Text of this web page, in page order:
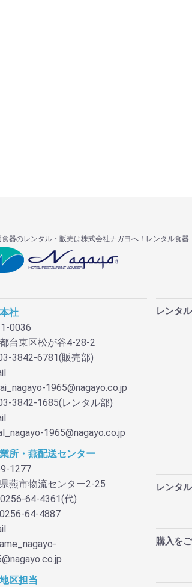
器のレンタル・販売は株式会社ナガヨへ！レンタル食器
社
0036
台東区松が谷4-28-2
3842-6781(販売部)
1965@nagayo.co.jp
3842-1685(レンタル部)
1965@nagayo.co.jp
所・燕配送センター
1277
燕市物流センター2-25
64-4361(代)
64-4887
区担当
レンタ
レンタ
購入を